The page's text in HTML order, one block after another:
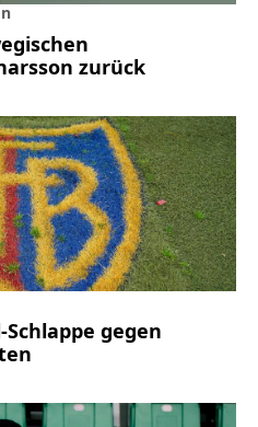
zurück
Schlappe gegen